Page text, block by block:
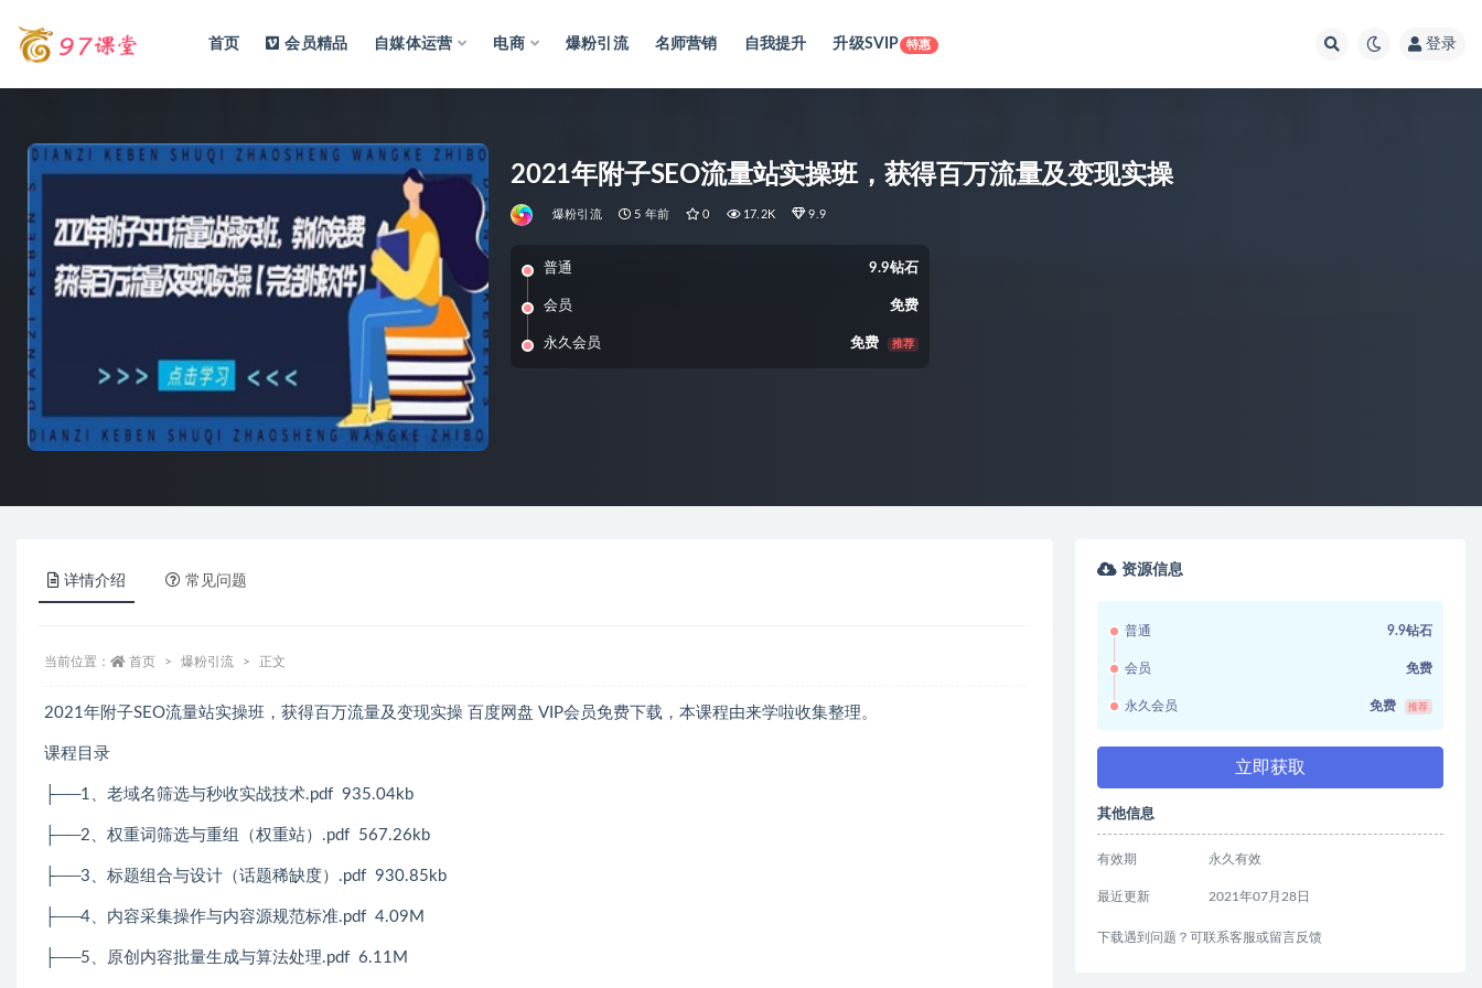
首页 会员精品 自媒体运营 电商 爆粉引流 名师营销 自我提升 升级SVIP 特惠 登录
2021年附子SEO流量站实操班，获得百万流量及变现实操
爆粉引流 5 年前 0 17.2K 9.9
普通 9.9钻石
会员 免费
永久会员 免费 推荐
详情介绍 常见问题
当前位置： 首页 爆粉引流 正文
2021年附子SEO流量站实操班，获得百万流量及变现实操 百度网盘 VIP会员免费下载，本课程由来学啦收集整理。
课程目录
├──1、老域名筛选与秒收实战技术.pdf 935.04kb
├──2、权重词筛选与重组（权重站）.pdf 567.26kb
├──3、标题组合与设计（话题稀缺度）.pdf 930.85kb
├──4、内容采集操作与内容源规范标准.pdf 4.09M
├──5、原创内容批量生成与算法处理.pdf 6.11M
资源信息
普通 9.9钻石
会员 免费
永久会员 免费 推荐
立即获取
其他信息
有效期 永久有效
最近更新 2021年07月28日
下载遇到问题？可联系客服或留言反馈